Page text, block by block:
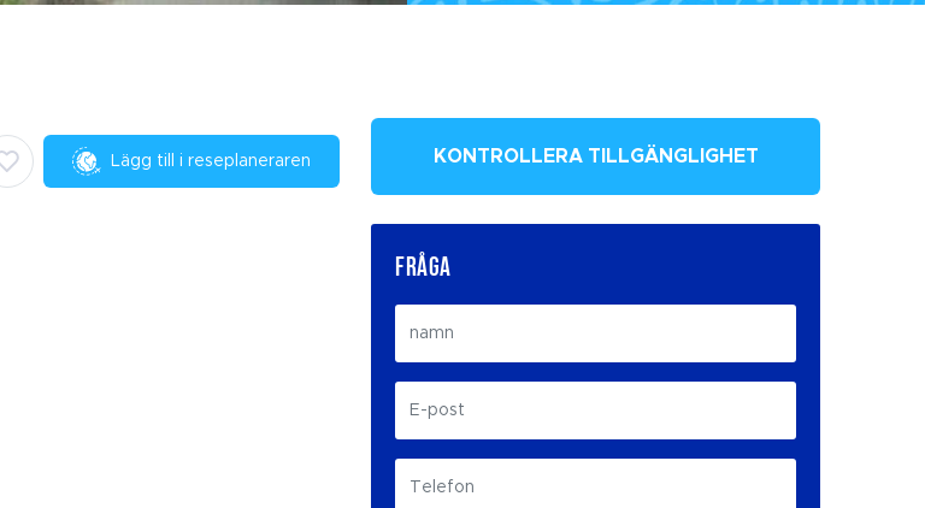
Lägg till i reseplaneraren KONTROLLERA TILLGÄNGLIGHET
FRÅGA